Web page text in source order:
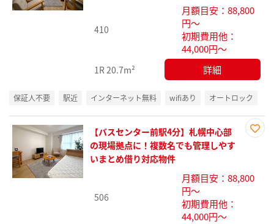
録
410
月額目安：88,800
円～
初期費用他：
44,000円～
1R 20.7m² 詳細
保証人不要 駅近 インターネット無料 wifiあり オートロック
録
【バスセンター前駅4分】札幌中心部
の現場拠点に！複数名でも管理しやす
いまとめ借り対応物件
506
月額目安：88,800
円～
初期費用他：
44,000円～